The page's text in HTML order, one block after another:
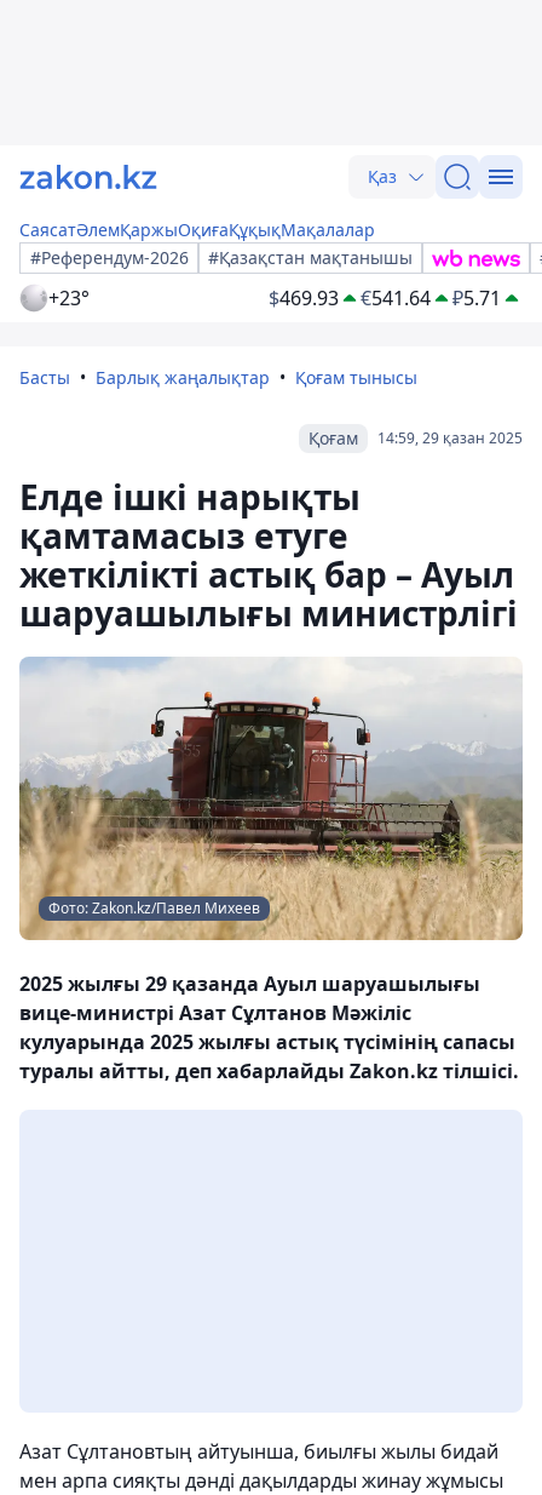
Қаз
СаясатӘлемҚаржыОқиғаҚұқықМақалалар
#Референдум-2026
#Қазақстан мақтанышы
+23° $469.93 €541.64 ₽5.71
Басты Барлық жаңалықтар Қоғам тынысы
14:59, 29 қазан 2025
Қоғам
Елде ішкі нарықты
қамтамасыз етуге
жеткілікті астық бар – Ауыл
шаруашылығы министрлігі
Фото: Zakon.kz/Павел Михеев
2025 жылғы 29 қазанда Ауыл шаруашылығы
вице-министрі Азат Сұлтанов Мәжіліс
кулуарында 2025 жылғы астық түсімінің сапасы
туралы айтты, деп хабарлайды Zakon.kz тілшісі.
Азат Сұлтановтың айтуынша, биылғы жылы бидай
мен арпа сияқты дәнді дақылдарды жинау жұмысы